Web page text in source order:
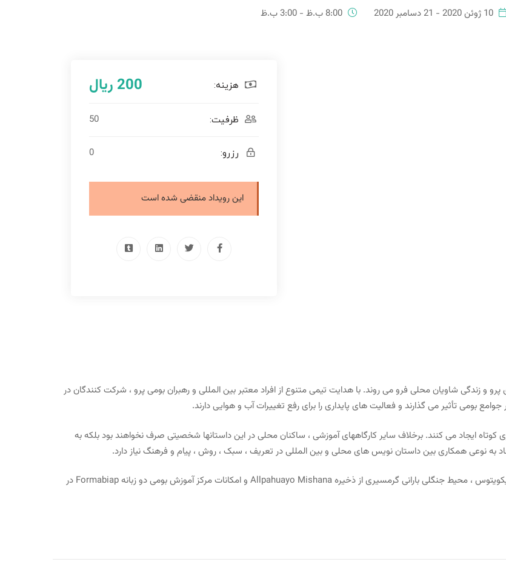
10 ژوئن 2020 - 21 دسامبر 2020 8:00 ب.ظ - 3:00 ب.ظ
هزینه: 200 ریال
ظرفیت: 50
رزرو: 0
این رویداد منقضی شده است
آمازونای پرو و ​​زندگی شاویان محلی فرو می روند. با هدایت تیمی متنوع از افراد معتبر بین المللی و رهبران بومی پرو ، شرکت کنندگان در
بومی تأثیر می گذارند و فعالیت های پایداری را برای رفع تغییرات آب و هوایی دارند.
ایجاد می کنند. برخلاف سایر کارگاههای آموزشی ، ساکنان محلی در این داستانها شخصیتی صرف نخواهند بود بلکه به
به نوعی همکاری بین داستان نویس های محلی و بین المللی در تعریف ، سبک ، روش ، پیام و فرهنگ نیاز دارد.
این کارگاه در تنظیمات مختلفی از جمله فرهنگ شهری مبتنی بر رودخانه ایکویتوس ، محیط جنگلی بارانی گرمسیری از ذخیره Allpahuayo Mishana و امکانات مرکز آموزش بومی دو زبانه Formabiap در